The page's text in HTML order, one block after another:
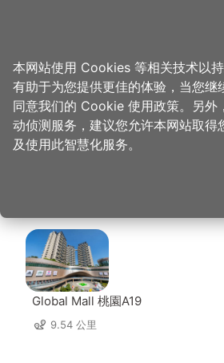
首页 > 想去的地方 > 美食、购物 > 杨家将过
杨家将过桥米
边店家
Global Mall 桃園A19
9.54 公里
本网站使用 Cookies 等相关技术以
有助于为您提供更佳的体验，当您继
同意我们的 Cookie 使用政策。另外
动侦测服务，建议您允许本网站取得
及使用此智慧化服务。